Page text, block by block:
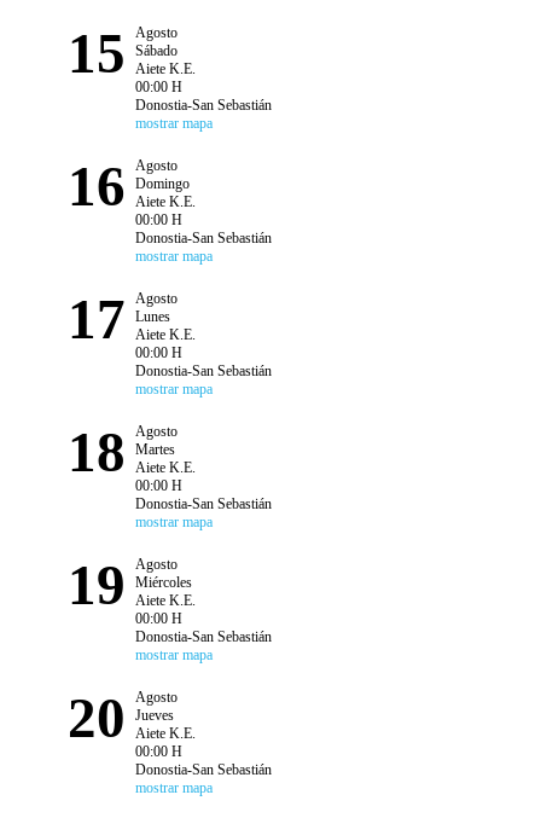
15
Agosto
Sábado
Aiete K.E.
00:00 H
Donostia-San Sebastián
mostrar mapa
16
Agosto
Domingo
Aiete K.E.
00:00 H
Donostia-San Sebastián
mostrar mapa
17
Agosto
Lunes
Aiete K.E.
00:00 H
Donostia-San Sebastián
mostrar mapa
18
Agosto
Martes
Aiete K.E.
00:00 H
Donostia-San Sebastián
mostrar mapa
19
Agosto
Miércoles
Aiete K.E.
00:00 H
Donostia-San Sebastián
mostrar mapa
20
Agosto
Jueves
Aiete K.E.
00:00 H
Donostia-San Sebastián
mostrar mapa